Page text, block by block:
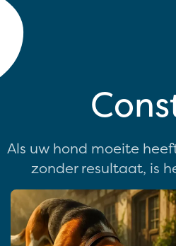
Als uw hond moeite
zonder resultaat, is